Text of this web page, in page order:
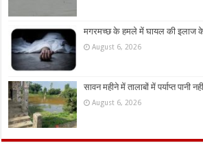
मगरमच्छ के हमले में घायल की इलाज के
August 6, 2026
सावन महीने में तालाबों में पर्याप्त पानी
August 6, 2026